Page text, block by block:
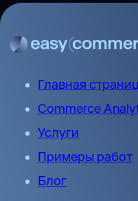
Главная
Commerce
Услуги
Примеры работ
Блог